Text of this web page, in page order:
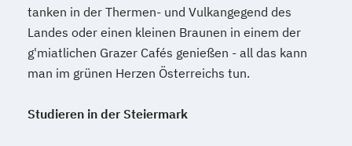
Pharmazeutische Wissenschaften
Philosophie Physics Physik Political
Economic and Legal Philosophy (PELP)
Politische und Empirische Ökonomik
Psychologie/Philosophie (Lehramt)
tanken in der Thermen- und Vulkangegend des
Landes oder einen kleinen Braunen in einem der
g'miatlichen Grazer Cafés genießen - all das kann
man im grünen Herzen Österreichs tun.
Studieren in der Steiermark